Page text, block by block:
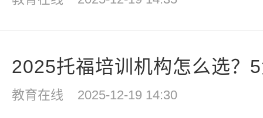
2025托福培训机构怎么选？
教育在线 2025-12-19 14:30